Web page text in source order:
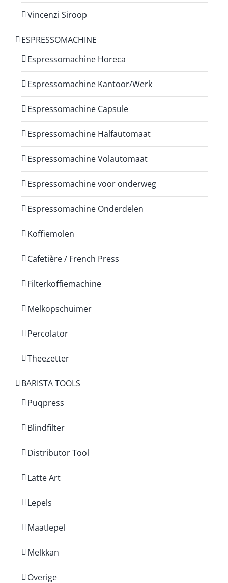
Vincenzi Siroop
ESPRESSOMACHINE
Espressomachine Horeca
Espressomachine Kantoor/Werk
Espressomachine Capsule
Espressomachine Halfautomaat
Espressomachine Volautomaat
Espressomachine voor onderweg
Espressomachine Onderdelen
Koffiemolen
Cafetière / French Press
Filterkoffiemachine
Melkopschuimer
Percolator
Theezetter
BARISTA TOOLS
Puqpress
Blindfilter
Distributor Tool
Latte Art
Lepels
Maatlepel
Melkkan
Overige